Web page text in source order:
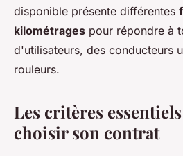
disponible présente différentes
kilométrages pour répondre à
d'utilisateurs, des conducteurs
rouleurs.
Les critères
choisir son contrat